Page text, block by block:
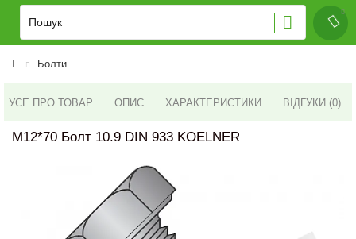
Болти
УСЕ ПРО ТОВАР ОПИС ХАРАКТЕРИСТИКИ ВІДГУКИ (0)
M12*70 Болт 10.9 DIN 933 KOELNER